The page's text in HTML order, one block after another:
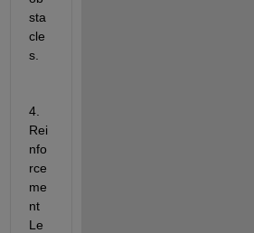
sta
cle
s.
4.
Rei
nfo
rce
me
nt
Le